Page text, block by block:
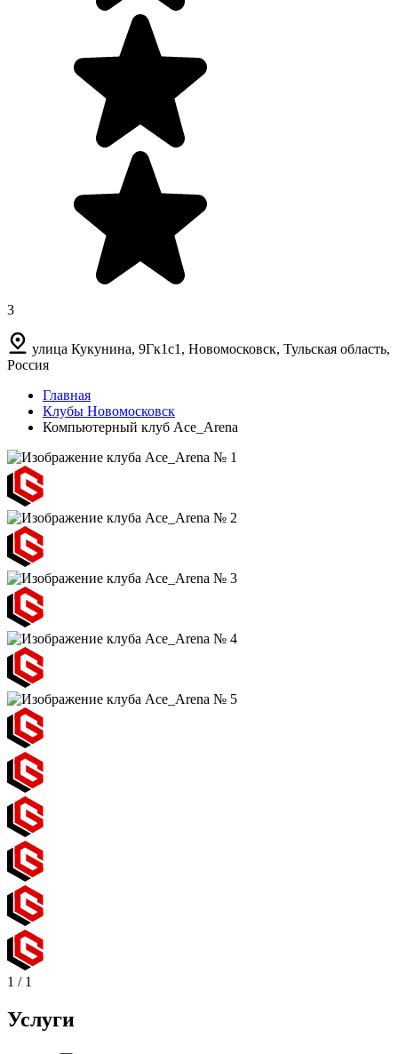
3
улица Кукунина, 9Гк1с1, Новомосковск, Тульская область,
Россия
Главная
Клубы Новомосковск
Компьютерный клуб Ace_Arena
1 / 1
Услуги